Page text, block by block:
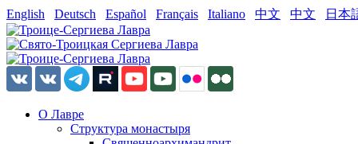
English Deutsch Español Français Italiano 中文 中文 日本
О Лавре
Структура монастыря